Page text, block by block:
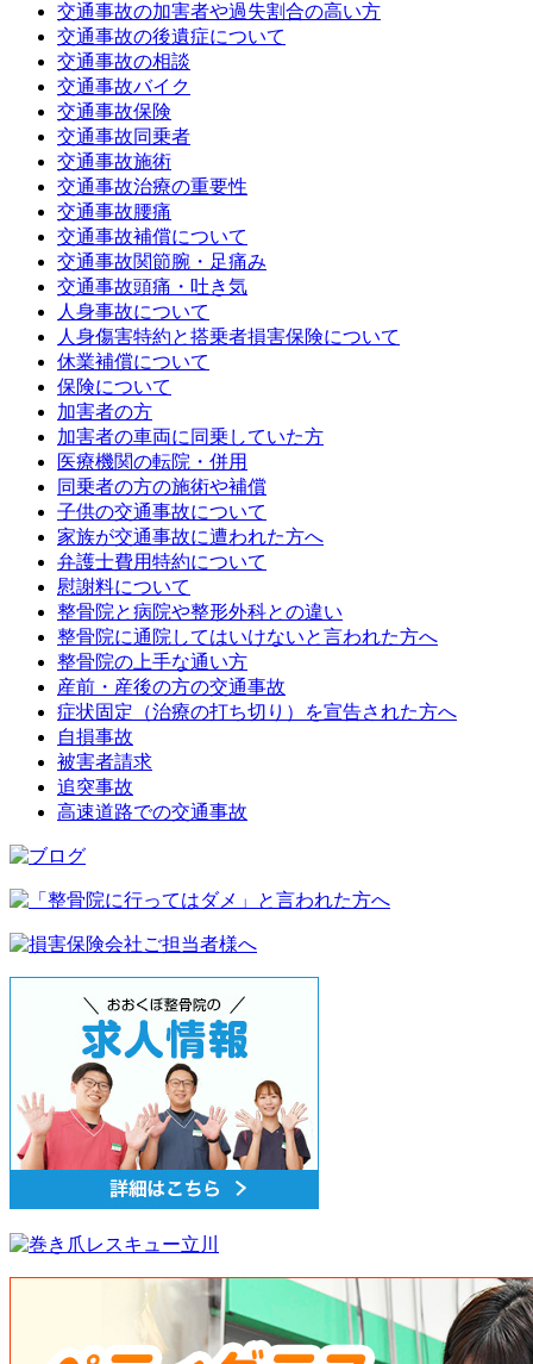
交通事故の加害者や過失割合の高い方
交通事故の後遺症について
交通事故の相談
交通事故バイク
交通事故保険
交通事故同乗者
交通事故施術
交通事故治療の重要性
交通事故腰痛
交通事故補償について
交通事故関節腕・足痛み
交通事故頭痛・吐き気
人身事故について
人身傷害特約と搭乗者損害保険について
休業補償について
保険について
加害者の方
加害者の車両に同乗していた方
医療機関の転院・併用
同乗者の方の施術や補償
子供の交通事故について
家族が交通事故に遭われた方へ
弁護士費用特約について
慰謝料について
整骨院と病院や整形外科との違い
整骨院に通院してはいけないと言われた方へ
整骨院の上手な通い方
産前・産後の方の交通事故
症状固定（治療の打ち切り）を宣告された方へ
自損事故
被害者請求
追突事故
高速道路での交通事故